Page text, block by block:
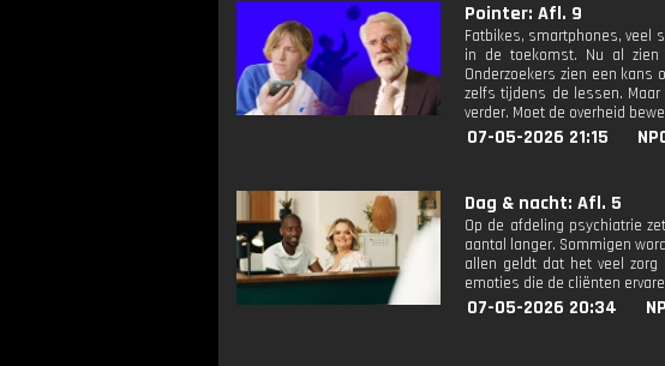
Pointer: Afl. 9
Fatbikes, smartphones, veel
in de toekomst. Nu al zien
Onderzoekers zien een
zelfs tijdens de lessen.
verder. Moet de overheid
07-05-2026 21:15
Dag & nacht: Afl. 5
Op de afdeling psychiatrie
aantal langer. Sommigen
allen geldt dat het veel
emoties die de cliënten
07-05-2026 20:34